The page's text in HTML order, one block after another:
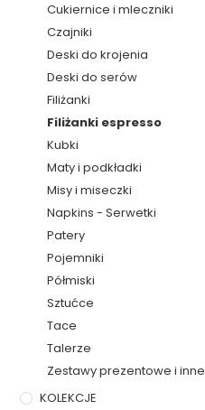
Cukiernice i mleczniki
Czajniki
Deski do krojenia
Deski do serów
Filiżanki
Filiżanki espresso
Kubki
Maty i podkładki
Misy i miseczki
Napkins - Serwetki
Patery
Pojemniki
Półmiski
Sztućce
Tace
Talerze
Zestawy prezentowe i inne
KOLEKCJE